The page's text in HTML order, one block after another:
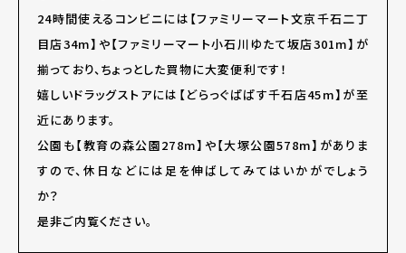
24時間使えるコンビニには【ファミリーマート文京千石二丁
目店34m】や【ファミリーマート小石川ゆたて坂店301m】が
揃っており、ちょっとした買物に大変便利です！
嬉しいドラッグストアには【どらっぐぱぱす千石店45m】が至
近にあります。
公園も【教育の森公園278m】や【大塚公園578m】がありま
すので、休日などには足を伸ばしてみてはいかがでしょう
か？
是非ご内覧ください。